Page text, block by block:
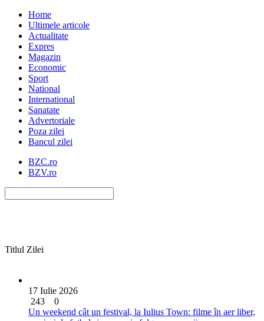
Home
Ultimele articole
Actualitate
Expres
Magazin
Economic
Sport
National
International
Sanatate
Advertoriale
Poza zilei
Bancul zilei
BZC.ro
BZV.ro
Titlul Zilei
17 Iulie 2026
243
0
Un weekend cât un festival, la Iulius Town: filme în aer liber,